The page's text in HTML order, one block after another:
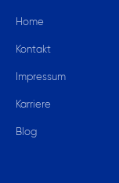
Home
Kontakt
Impressum
Karriere
Blog